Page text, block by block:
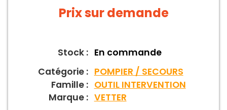
Prix sur demande
Stock : En commande
Catégorie : POMPIER / SECOURS
Famille : OUTIL INTERVENTION
Marque : VETTER